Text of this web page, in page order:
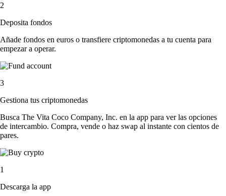
2
Deposita fondos
Añade fondos en euros o transfiere criptomonedas a tu cuenta para
empezar a operar.
3
Gestiona tus criptomonedas
Busca The Vita Coco Company, Inc. en la app para ver las opciones
de intercambio. Compra, vende o haz swap al instante con cientos de
pares.
1
Descarga la app